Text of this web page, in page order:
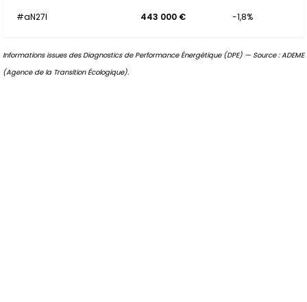
#aN27l
443 000 € -1,8%
Informations issues des Diagnostics de Performance Énergétique (DPE) — Source : ADEME
(Agence de la Transition Écologique).